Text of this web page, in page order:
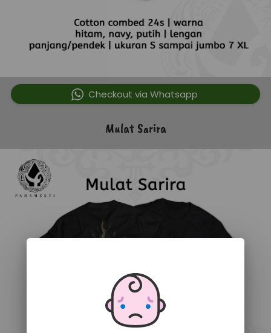
` Checkout via Whatsapp
Mulat Sarira